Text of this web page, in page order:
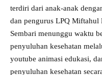
terdiri dari anak-anak
dan pengurus LPQ Miftahul
Sembari menunggu waktu
penyuluhan kesehatan
youtube animasi edukasi,
penyuluhan kesehatan